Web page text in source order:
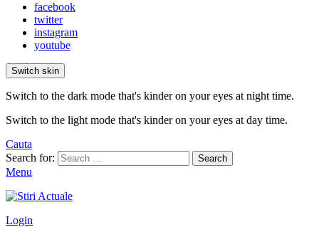
facebook
twitter
instagram
youtube
Switch skin
Switch to the dark mode that's kinder on your eyes at night time.
Switch to the light mode that's kinder on your eyes at day time.
Cauta
Search for:
Search
Menu
Login